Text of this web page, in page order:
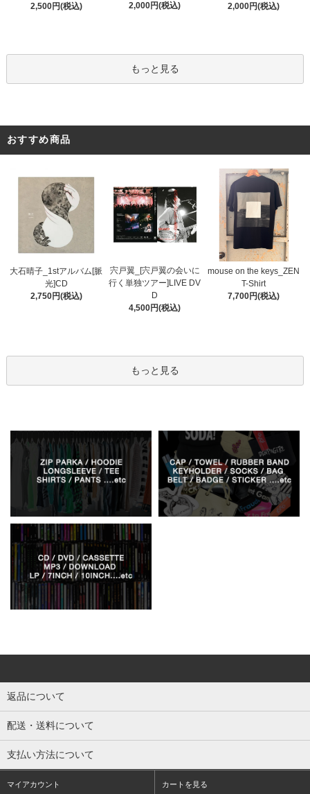
2,500円(税込)
2,000円(税込)
2,000円(税込)
もっと見る
おすすめ商品
大石晴子_1stアルバム[脈
光]CD
2,750円(税込)
宍戸翼_[宍戸翼の会いに
行く単独ツアー]LIVE DV
D
4,500円(税込)
mouse on the keys_ZEN
T-Shirt
7,700円(税込)
もっと見る
返品について
配送・送料について
支払い方法について
マイアカウント カートを見る